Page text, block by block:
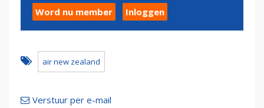
Word nu member Inloggen
air new zealand
Verstuur per e-mail